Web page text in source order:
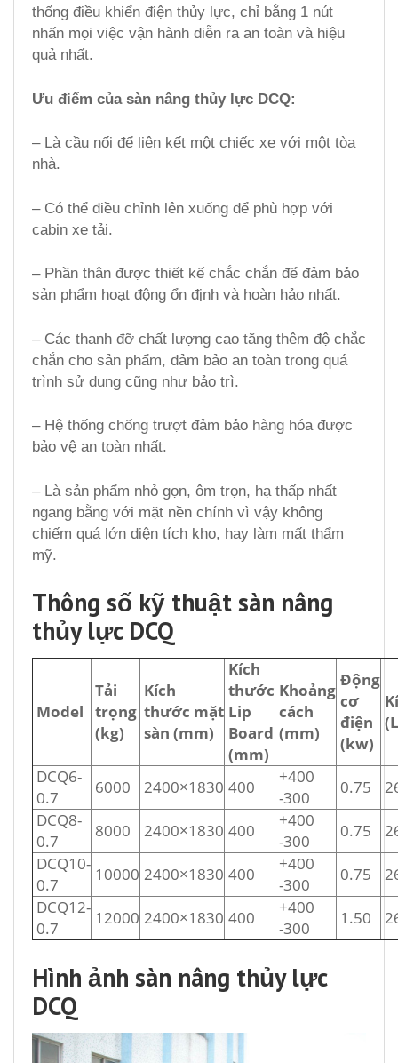
thống điều khiển điện thủy lực, chỉ bằng 1 nút
nhấn mọi việc vận hành diễn ra an toàn và hiệu
quả nhất.
Ưu điểm của sàn nâng thủy lực DCQ:
– Là cầu nối để liên kết một chiếc xe với một tòa
nhà.
– Có thể điều chỉnh lên xuống để phù hợp với
cabin xe tải.
– Phần thân được thiết kế chắc chắn để đảm bảo
sản phẩm hoạt động ổn định và hoàn hảo nhất.
– Các thanh đỡ chất lượng cao tăng thêm độ chắc
chắn cho sản phẩm, đảm bảo an toàn trong quá
trình sử dụng cũng như bảo trì.
– Hệ thống chống trượt đảm bảo hàng hóa được
bảo vệ an toàn nhất.
– Là sản phẩm nhỏ gọn, ôm trọn, hạ thấp nhất
ngang bằng với mặt nền chính vì vậy không
chiếm quá lớn diện tích kho, hay làm mất thẩm
mỹ.
Thông số kỹ thuật sàn nâng
thủy lực DCQ
Model
Tải
trọng
(kg)
Kích
thước mặt
sàn (mm)
Kích
thước
Lip
Board
(mm)
Khoảng
cách
(mm)
Động
cơ
điện
(kw)
DCQ6-
0.7
6000 2400×1830 400
+400
-300
0.75
DCQ8-
0.7
8000 2400×1830 400
+400
-300
0.75
DCQ10-
0.7
10000 2400×1830 400
+400
-300
0.75
DCQ12-
0.7
12000 2400×1830 400
+400
-300
1.50
Hình ảnh sàn nâng thủy lực
DCQ